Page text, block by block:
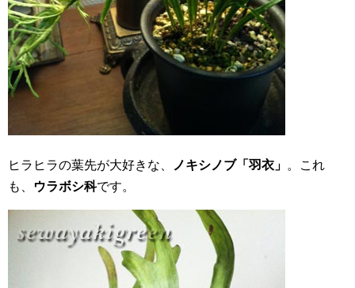
ヒラヒラの葉先が大好きな、 ノキシノブ「羽衣」 。これ
も、
ウラボシ科です。